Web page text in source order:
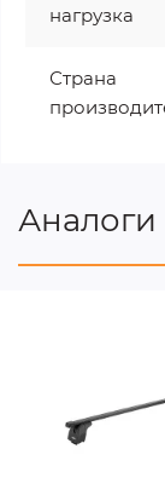
нагрузка
Страна